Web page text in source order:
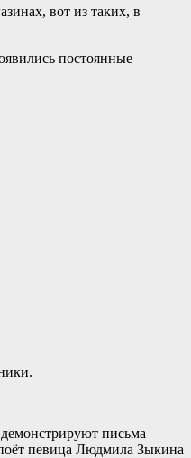
вот из таких, в
постоянные
письма
певица Людмила Зыкина